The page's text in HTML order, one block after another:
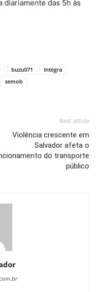
diariamente das 5h às
buzu071
Integra
semob
Next article
Violência crescente em
Salvador afeta o
do transporte
público